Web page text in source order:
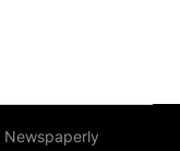
Newspaperly